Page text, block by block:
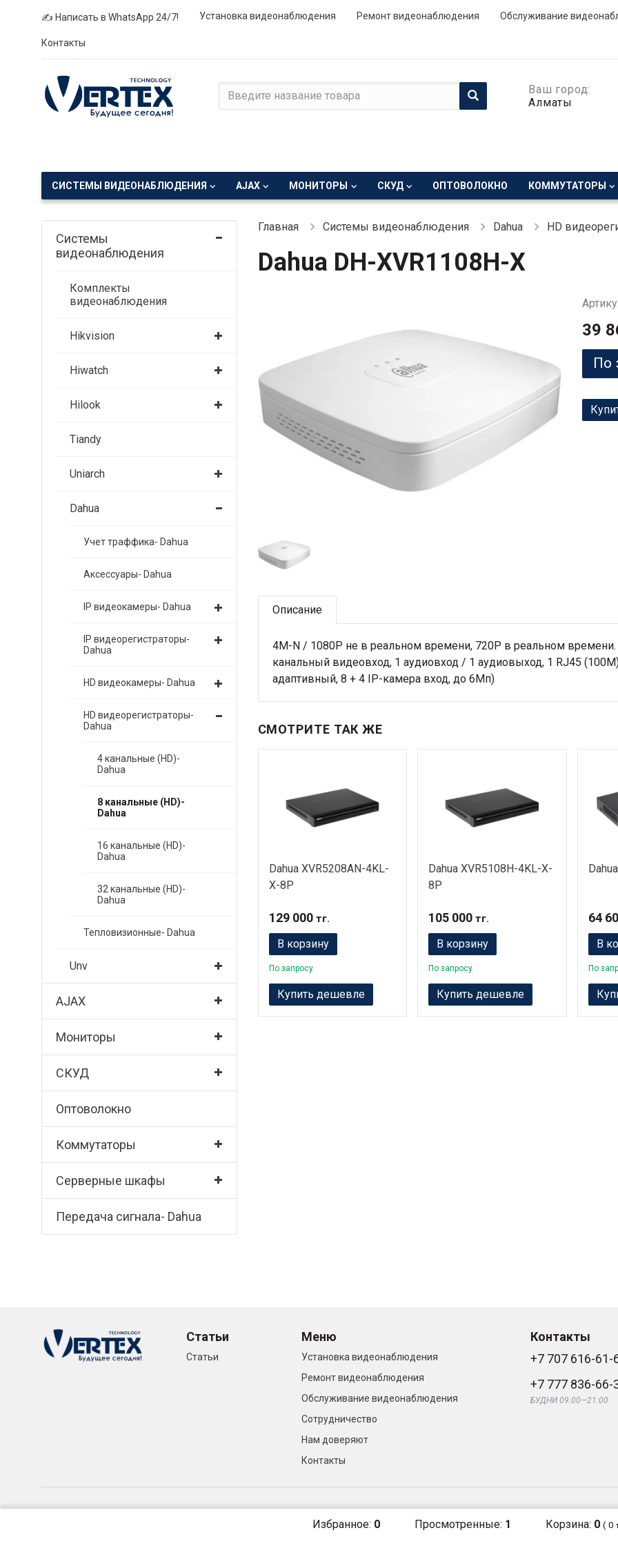
Избранное: 0 Просмотренные: 1 Корзина: 0 (0
✍ Написать в WhatsApp 24/7! Установка видеонаблюдения Ремонт видеонаблюдения Обслуживание
Контакты
Ваш город:
Алматы
СИСТЕМЫ ВИДЕОНАБЛЮДЕНИЯ AJAX МОНИТОРЫ СКУД ОПТОВОЛОКНО КОММУТАТОРЫ
Системы
видеонаблюдения
Комплекты
видеонаблюдения
Hikvision
Hiwatch
Hilook
Tiandy
Uniarch
Dahua
Учет траффика- Dahua
Аксессуары- Dahua
IP видеокамеры- Dahua
IP видеорегистраторы-
Dahua
HD видеокамеры- Dahua
HD видеорегистраторы-
Dahua
4 канальные (HD)-
Dahua
8 канальные (HD)-
Dahua
16 канальные (HD)-
Dahua
32 канальные (HD)-
Dahua
Тепловизионные- Dahua
Unv
AJAX
Мониторы
СКУД
Оптоволокно
Коммутаторы
Серверные шкафы
Передача сигнала- Dahua
Главная Системы видеонаблюдения Dahua HD
Dahua DH-XVR1108H-X
39
По
Описание
4M-N / 1080P не в реальном времени, 720P в реальном времени.
канальный видеовход, 1 аудиовход / 1 аудиовыход, 1 RJ45
адаптивный, 8 + 4 IP-камера вход, до 6Мп)
СМОТРИТЕ ТАК ЖЕ
Dahua XVR5208AN-4KL-
X-8P
129 000тг.
В корзину
По запросу
Купить дешевле
Dahua XVR5108H-4KL-X-
8P
105 000 тг.
В корзину
По запросу
Купить дешевле
64
В
По
Статьи
Статьи
Меню
Установка видеонаблюдения
Ремонт видеонаблюдения
Обслуживание видеонаблюдения
Сотрудничество
Нам доверяют
Контакты
Контакты
+7 707 616-61-
+7 777 836-66-
БУДНИ 09:00—21:00